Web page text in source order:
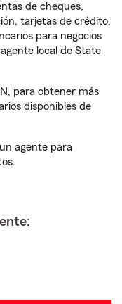
de cheques,
tarjetas de crédito,
para negocios
local de State
para obtener más
disponibles de
agente para